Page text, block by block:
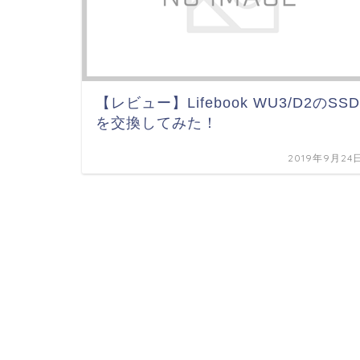
【レビュー】Lifebook WU3/D2のSSD
を交換してみた！
2019年9月24